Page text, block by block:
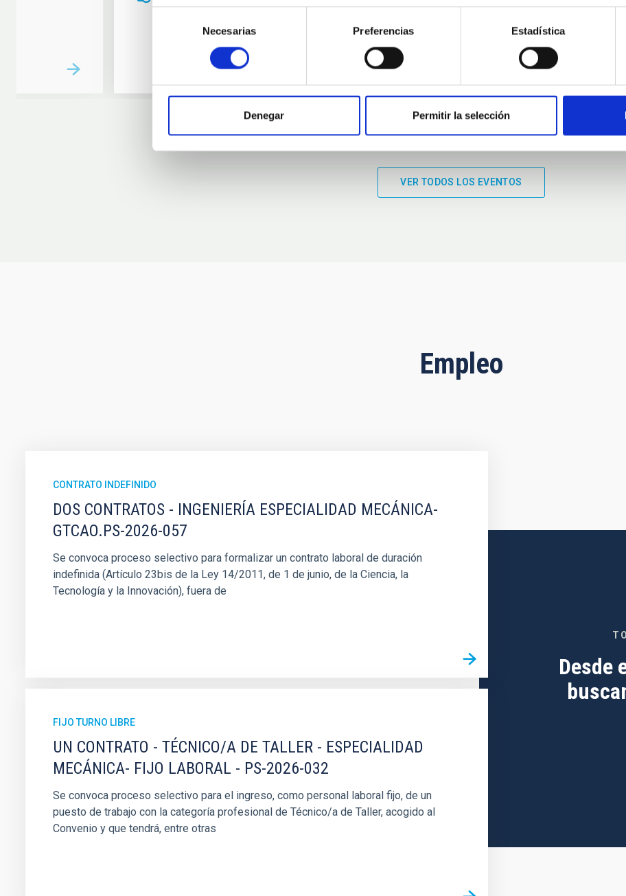
consentimiento
Necesarias Preferencias Estadística
Denegar Permitir la selección
VER TODOS LOS EVENTOS
Empleo
CONTRATO INDEFINIDO
DOS CONTRATOS - INGENIERÍA ESPECIALIDAD MECÁNICA-
GTCAO.PS-2026-057
Se convoca proceso selectivo para formalizar un contrato laboral de duración
indefinida (Artículo 23bis de la Ley 14/2011, de 1 de junio, de la Ciencia, la
Tecnología y la Innovación), fuera de
FIJO TURNO LIBRE
UN CONTRATO - TÉCNICO/A DE TALLER - ESPECIALIDAD
MECÁNICA- FIJO LABORAL - PS-2026-032
Se convoca proceso selectivo para el ingreso, como personal laboral fijo, de un
puesto de trabajo con la categoría profesional de Técnico/a de Taller, acogido al
Convenio y que tendrá, entre otras
Desde